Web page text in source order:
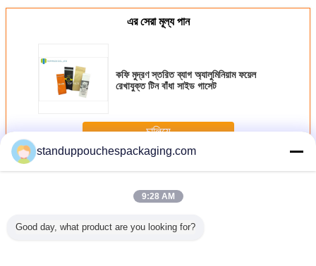
এর সেরা মূল্য পান
কফি মুদ্রণ স্তরিত ব্যাগ অ্যালুমিনিয়াম ফয়েল
রেখাযুক্ত টিন বাঁধা সাইড গাসেট
চালিয়ে
অধিকLaminated Pouch
standuppouchespackaging.com
9:28 AM
Good day, what product are you looking for?